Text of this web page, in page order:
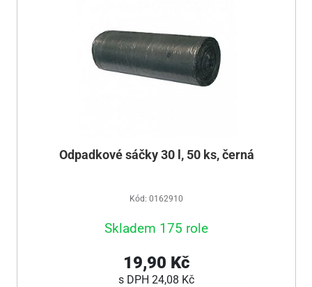
Odpadkové sáčky 30 l, 50 ks, černá
Kód: 0162910
Skladem 175 role
19,90 Kč
s DPH 24,08 Kč